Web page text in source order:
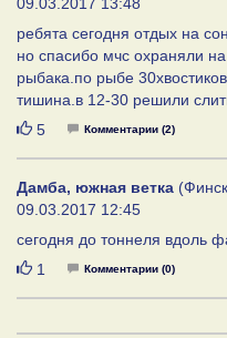
ребята сегодня отдых на
но спасибо мчс охраняли
рыбака.по рыбе
тишина.в 12-30 решили
Нравится
5 Комментарии (2)
Дамба, южная ветка
09.03.2017 12:45
сегодня до тоннеля вдоль
Нравится
1 Комментарии (0)